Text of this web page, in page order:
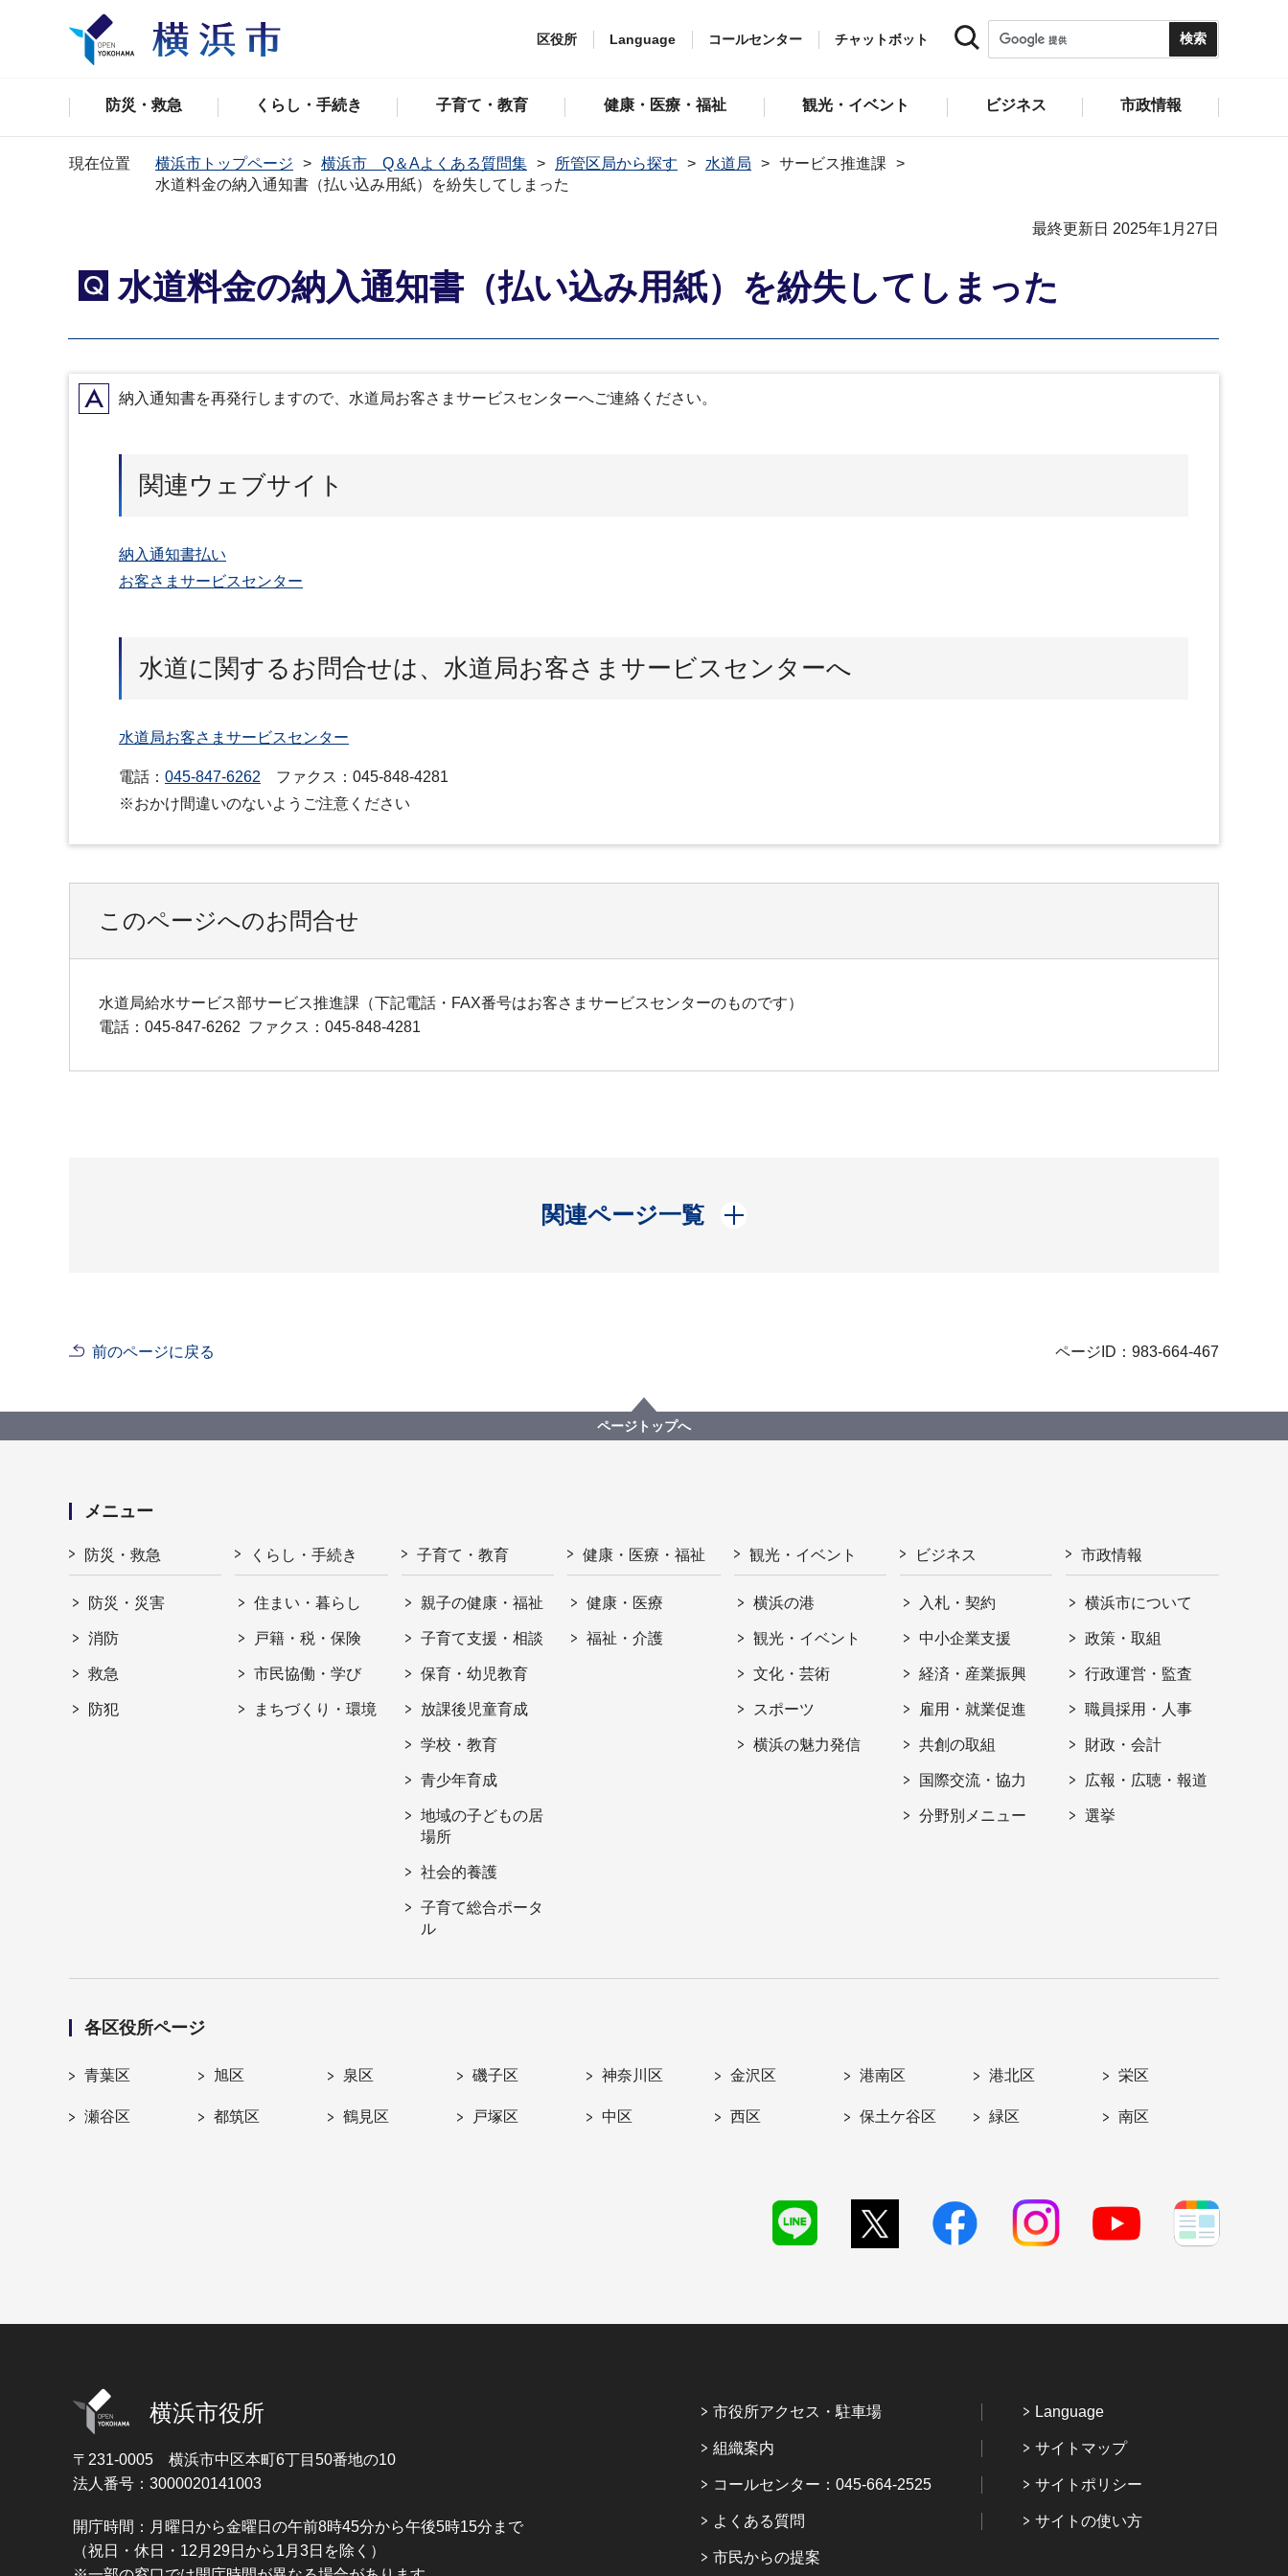
区役所 Language コールセンター チャットボット
防災・救急 くらし・手続き 子育て・教育 健康・医療・福祉 観光・イベント ビジネス 市政情報
現在位置 横浜市トップページ 横浜市 Q＆Aよくある質問集 所管区局から探す 水道局
サービス推進課
水道料金の納入通知書（払い込み用紙）を紛失してしまった
最終更新日 2025年1月27日
Q 水道料金の納入通知書（払い込み用紙）を紛失してしまった
A納入通知書を再発行しますので、水道局お客さまサービスセンターへご連絡ください。
関連ウェブサイト
納入通知書払い
お客さまサービスセンター
水道に関するお問合せは、水道局お客さまサービスセンターへ
水道局お客さまサービスセンター
電話： 045-847-6262 ファクス：045-848-4281
※おかけ間違いのないようご注意ください
このページへのお問合せ
水道局給水サービス部サービス推進課（下記電話・FAX番号はお客さまサービスセンターのものです）
電話：045-847-6262 ファクス：045-848-4281
関連ページ一覧
開く
前のページに戻る ページID：983-664-467
ページトップへ
メニュー
防災・救急
防災・災害
消防
救急
防犯
くらし・手続き
住まい・暮らし
戸籍・税・保険
市民協働・学び
まちづくり・環境
子育て・教育
親子の健康・福祉
子育て支援・相談
保育・幼児教育
放課後児童育成
学校・教育
青少年育成
地域の子どもの居
場所
社会的養護
子育て総合ポータ
ル
健康・医療・福祉
健康・医療
福祉・介護
観光・イベント
横浜の港
観光・イベント
文化・芸術
スポーツ
横浜の魅力発信
ビジネス
入札・契約
中小企業支援
経済・産業振興
雇用・就業促進
共創の取組
国際交流・協力
分野別メニュー
市政情報
横浜市について
政策・取組
行政運営・監査
職員採用・人事
財政・会計
広報・広聴・報道
選挙
各区役所ページ
青葉区 旭区 泉区 磯子区 神奈川区 金沢区 港南区 港北区 栄区
瀬谷区 都筑区 鶴見区 戸塚区 中区 西区 保土ケ谷区 緑区 南区
横浜市役所
〒231-0005 横浜市中区本町6丁目50番地の10
法人番号：3000020141003
開庁時間：月曜日から金曜日の午前8時45分から午後5時15分まで
（祝日・休日・12月29日から1月3日を除く）
市役所アクセス・駐車場
組織案内
コールセンター：045-664-2525
よくある質問
市民からの提案
Language
サイトマップ
サイトポリシー
サイトの使い方